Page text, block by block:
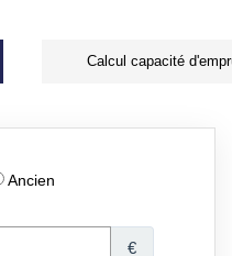
Calcul capacité